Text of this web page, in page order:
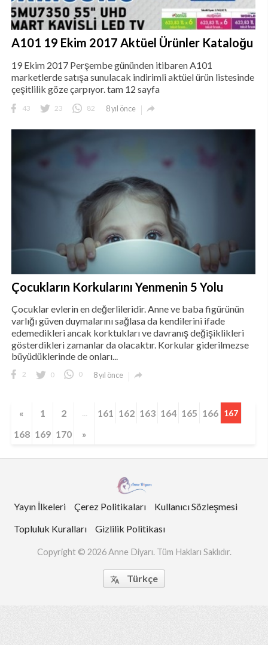
A101 19 Ekim 2017 Aktüel Ürünler Kataloğu
19 Ekim 2017 Perşembe gününden itibaren A101
marketlerde satışa sunulacak indirimli aktüel ürün listesinde
çeşitlilik göze çarpıyor. tam 12 sayfa
43 23 82 8 yıl önce 
Çocukların Korkularını Yenmenin 5 Yolu
Çocuklar evlerin en değerlileridir. Anne ve baba figürünün
varlığı güven duymalarını sağlasa da kendilerini ifade
edemedikleri ancak korktukları ve davranış değişiklikleri
gösterdikleri zamanlar da olacaktır. Korkular giderilmezse
büyüdüklerinde de onları...
2 0 0 8 yıl önce 
« 1 2 ... 161 162 163 164 165 166 167
168 169 170 »
Yayın İlkeleri Çerez Politikaları
Kullanıcı Sözleşmesi
Topluluk Kuralları
Gizlilik Politikası
Copyright © 2026 Anne Diyarı. Tüm Hakları Saklıdır.
 Türkçe